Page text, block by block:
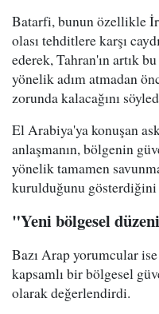
Batarfi, bunun özellikle
olası tehditlere karşı
ederek, Tahran'ın artık
yönelik adım atmadan
zorunda kalacağını
El Arabiya'ya konuşan
anlaşmanın, bölgenin
yönelik tamamen
kurulduğunu
"Yeni bölgesel
Bazı Arap yorumcular
kapsamlı bir bölgesel
olarak değerlendirdi.